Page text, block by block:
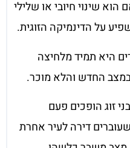
שינוי חיובי או שלילי
על הדינמיקה הזוגית.
היא תמיד מלחיצה
במצב החדש והלא מוכר.
זוג הופכים פעם
דירה לעיר אחרת